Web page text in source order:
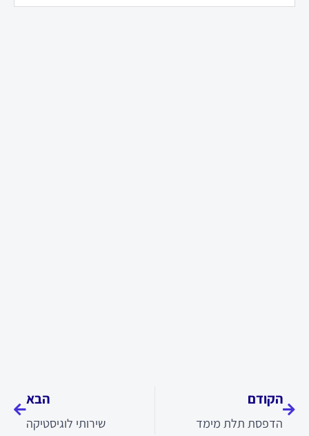
הקודם
הדפסת תלת מימד
הבא
שירותי לוגיסטיקה